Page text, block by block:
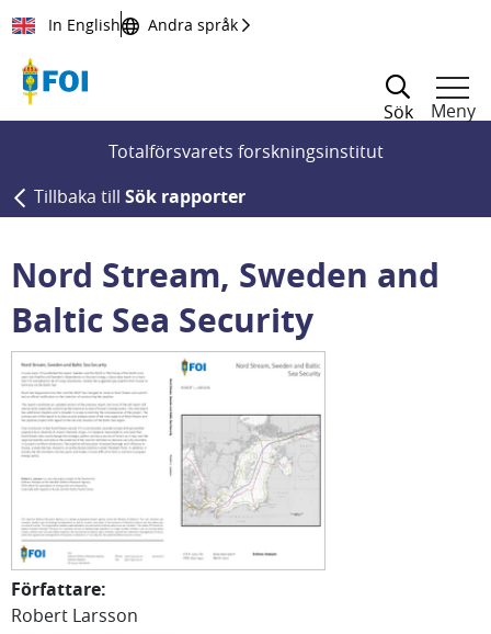
Till innehållet
In English Andra språk
Sök
Meny
Totalförsvarets forskningsinstitut
Tillbaka till Sök rapporter
Nord Stream, Sweden and
Baltic Sea Security
Författare:
Robert Larsson